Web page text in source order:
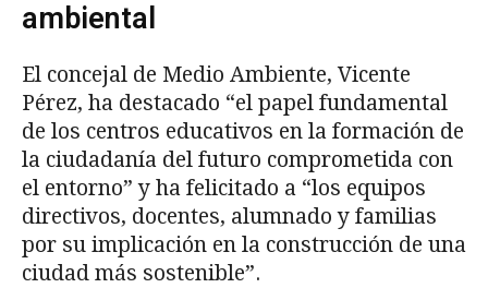
ambiental
El concejal de Medio Ambiente, Vicente
Pérez, ha destacado “el papel fundamental
de los centros educativos en la formación de
la ciudadanía del futuro comprometida con
el entorno” y ha felicitado a “los equipos
directivos, docentes, alumnado y familias
por su implicación en la construcción de una
ciudad más sostenible”.